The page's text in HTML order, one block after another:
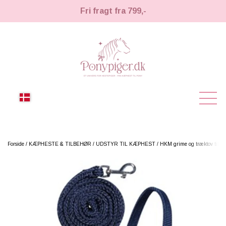
Fri fragt fra 799,-
NYHEDER
KÆPHESTE
KÆPHESTE
STRIGLER & TILBEHØR
LEMIEUX TOY PONY
TIL HESTEPIGER
Forside KÆPHESTE & TILBEHØR UDSTYR TIL KÆPHEST HKM grime og træktov til